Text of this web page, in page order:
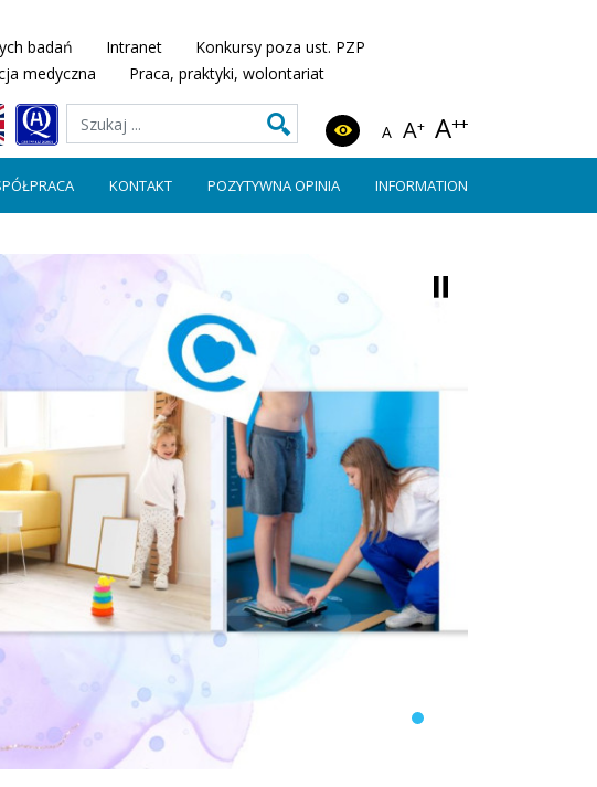
badań Intranet
Konkursy poza ust. PZP
medyczna Praca, praktyki, wolontariat
A A+ A++
KONTAKT POZYTYWNA OPINIA INFORMATION
⏸